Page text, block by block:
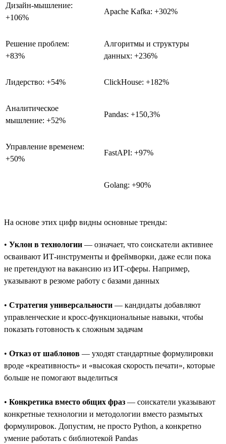
Дизайн-мышление:
+106%
Apache Kafka: +302%
Решение проблем:
+83%
Алгоритмы и структуры
данных: +236%
Лидерство: +54% ClickHouse: +182%
Аналитическое
мышление: +52%
Pandas: +150,3%
Управление временем:
+50%
FastAPI: +97%
Golang: +90%
На основе этих цифр видны основные тренды:
• Уклон в технологии — означает, что соискатели активнее
осваивают ИТ-инструменты и фреймворки, даже если пока
не претендуют на вакансию из ИТ-сферы. Например,
указывают в резюме работу с базами данных
• Стратегия универсальности — кандидаты добавляют
управленческие и кросс-функциональные навыки, чтобы
показать готовность к сложным задачам
• Отказ от шаблонов — уходят стандартные формулировки
вроде «креативность» и «высокая скорость печати», которые
больше не помогают выделиться
• Конкретика вместо общих фраз — соискатели указывают
конкретные технологии и методологии вместо размытых
формулировок. Допустим, не просто Python, а конкретно
умение работать с библиотекой Pandas